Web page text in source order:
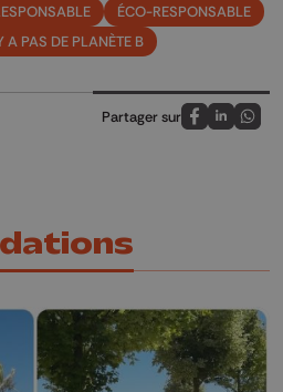
ÉCO-RESPONSABLE
A PAS DE PLANÈTE B
Partager sur
Partagez sur
Partagez